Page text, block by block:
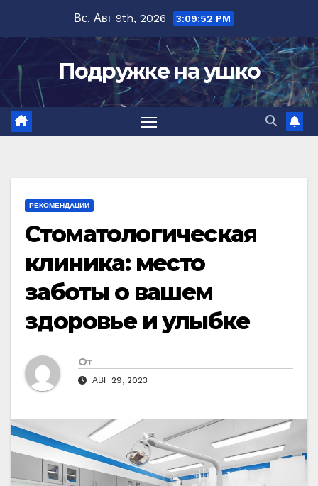
содержимому
Вс. Авг 9th, 2026 3:09:53 PM
Подружке на ушко
РЕКОМЕНДАЦИИ
Стоматологическая
клиника: место
заботы о вашем
здоровье и улыбке
От
АВГ 29, 2023